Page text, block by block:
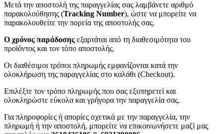
Μετά την αποστολή της παραγγελίας σας λαμβάνετε αριθμό
παρακολούθησης (Tracking Number), ώστε να μπορείτε να
παρακολουθείτε την πορεία της αποστολής σας.
Ο χρόνος παράδοσης εξαρτάται από τη διαθεσιμότητα του
προϊόντος και τον τόπο αποστολής.
Οι διαθέσιμοι τρόποι πληρωμής εμφανίζονται κατά την
ολοκλήρωση της παραγγελίας στο καλάθι (Checkout).
Επιλέξτε τον τρόπο πληρωμής που σας εξυπηρετεί και
ολοκληρώστε εύκολα και γρήγορα την παραγγελία σας.
Για πληροφορίες ή απορίες σχετικά με την παραγγελία, την
πληρωμή ή την αποστολή, μπορείτε να επικοινωνήσετε μαζί μας